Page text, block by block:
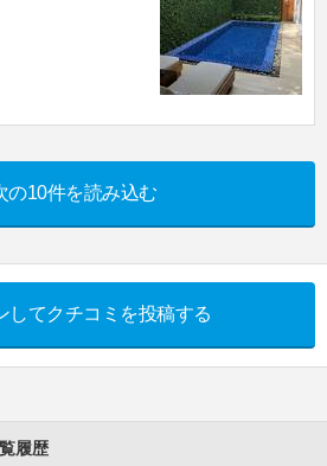
の10件を読み込む
してクチコミを投稿する
履歴